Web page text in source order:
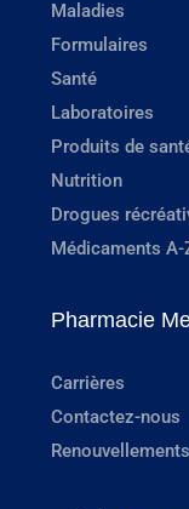
Maladies
Formulaires
Santé
Laboratoires
Produits de
Nutrition
Drogues
Médicaments A-
Pharmacie
Carrières
Contactez-nous
Renouvellements